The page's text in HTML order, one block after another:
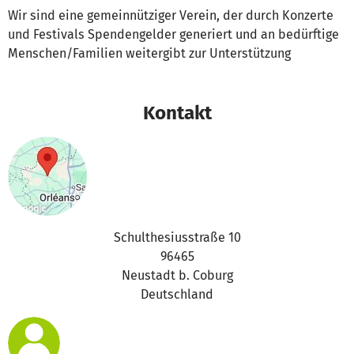
Wir sind eine gemeinnütziger Verein, der durch Konzerte
und Festivals Spendengelder generiert und an bedürftige
Menschen/Familien weitergibt zur Unterstützung
Kontakt
Schulthesiusstraße 10
96465
Neustadt b. Coburg
Deutschland